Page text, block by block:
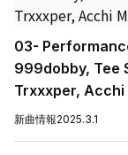
03-
999dobby, Tee
Trxxxper, Acchi
新曲情報2025.3.1